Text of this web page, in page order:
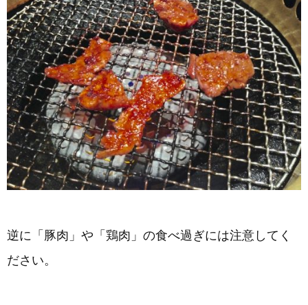
逆に「豚肉」や「鶏肉」の食べ過ぎには注意してく
ださい。